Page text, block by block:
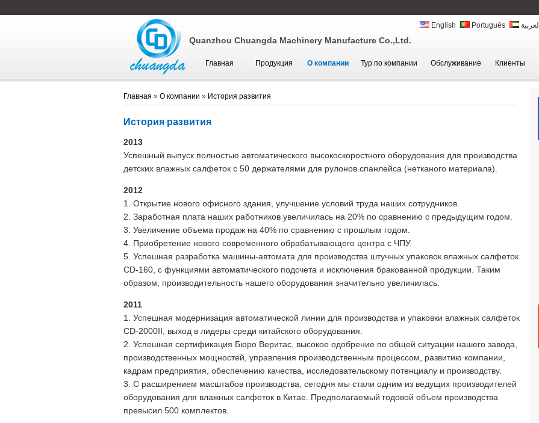
English Português العربية
Quanzhou Chuangda Machinery Manufacture Co.,Ltd.
Главная Продукция О компании Тур по компании Обслуживание Клиенты
Главная » О компании » История развития
История развития
2013
Успешный выпуск полностью автоматического высокоскоростного оборудования для производства
детских влажных салфеток с 50 держателями для рулонов спанлейса (нетканого материала).
2012
1. Открытие нового офисного здания, улучшение условий труда наших сотрудников.
2. Заработная плата наших работников увеличилась на 20% по сравнению с предыдущим годом.
3. Увеличение объема продаж на 40% по сравнению с прошлым годом.
4. Приобретение нового современного обрабатывающего центра с ЧПУ.
5. Успешная разработка машины-автомата для производства штучных упаковок влажных салфеток
CD-160, с функциями автоматического подсчета и исключения бракованной продукции. Таким
образом, производительность нашего оборудования значительно увеличилась.
2011
1. Успешная модернизация автоматической линии для производства и упаковки влажных салфеток
CD-2000II, выход в лидеры среди китайского оборудования.
2. Успешная сертификация Бюро Веритас, высокое одобрение по общей ситуации нашего завода,
производственных мощностей, управления производственным процессом, развитию компании,
кадрам предприятия, обеспечению качества, исследовательскому потенциалу и производству.
3. С расширением масштабов производства, сегодня мы стали одним из ведущих производителей
оборудования для влажных салфеток в Китае. Предполагаемый годовой объем производства
превысил 500 комплектов.